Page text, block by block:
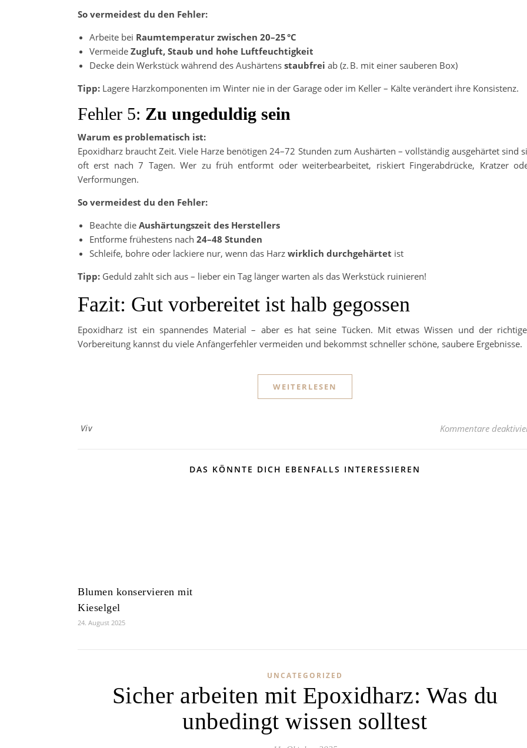
So vermeidest du den Fehler:
Arbeite bei Raumtemperatur zwischen 20–25 °C
Vermeide Zugluft, Staub und hohe Luftfeuchtigkeit
Decke dein Werkstück während des Aushärtens staubfrei ab (z. B. mit einer sauberen Box)
Tipp: Lagere Harzkomponenten im Winter nie in der Garage oder im Keller – Kälte verändert ihre Konsistenz.
Fehler 5: Zu ungeduldig sein
Warum es problematisch ist:
Epoxidharz braucht Zeit. Viele Harze benötigen 24–72 Stunden zum Aushärten – vollständig ausgehärtet sind
oft erst nach 7 Tagen. Wer zu früh entformt oder weiterbearbeitet, riskiert Fingerabdrücke, Kratzer
Verformungen.
So vermeidest du den Fehler:
Beachte die Aushärtungszeit des Herstellers
Entforme frühestens nach 24–48 Stunden
Schleife, bohre oder lackiere nur, wenn das Harz wirklich durchgehärtet ist
Tipp: Geduld zahlt sich aus – lieber ein Tag länger warten als das Werkstück ruinieren!
Fazit: Gut vorbereitet ist halb gegossen
Epoxidharz ist ein spannendes Material – aber es hat seine Tücken. Mit etwas Wissen und der
Vorbereitung kannst du viele Anfängerfehler vermeiden und bekommst schneller schöne, saubere Ergebnisse.
WEITERLESEN
Viv Kommentare
DAS KÖNNTE DICH EBENFALLS INTERESSIEREN
Blumen konservieren mit
Kieselgel
24. August 2025
UNCATEGORIZED
Sicher arbeiten mit Epoxidharz: Was du
unbedingt wissen solltest